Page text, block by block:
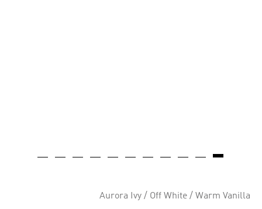
Aurora Ivy / Off White / Warm Vanilla